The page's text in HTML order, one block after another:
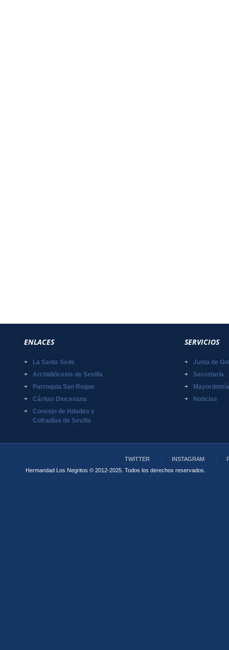
ENLACES
La Santa Sede
Archidiócesis de Sevilla
Parroquia San Roque
Cáritas Diocesana
Consejo de Hdades y
Cofradías de Sevilla
SERVICIOS
Junta de
Secretaría
Mayordomía
Noticias
TWITTER INSTAGRAM
Hermandad Los Negritos © 2012-2025. Todos los derechos reservados.